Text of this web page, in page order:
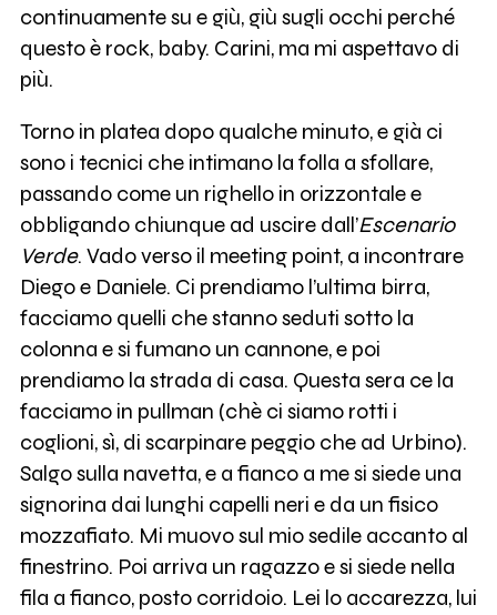
continuamente su e giù, giù sugli occhi perché
questo è rock, baby. Carini, ma mi aspettavo di
più.
Torno in platea dopo qualche minuto, e già ci
sono i tecnici che intimano la folla a sfollare,
passando come un righello in orizzontale e
obbligando chiunque ad uscire dall’Escenario
Verde. Vado verso il meeting point, a incontrare
Diego e Daniele. Ci prendiamo l’ultima birra,
facciamo quelli che stanno seduti sotto la
colonna e si fumano un cannone, e poi
prendiamo la strada di casa. Questa sera ce la
facciamo in pullman (chè ci siamo rotti i
coglioni, sì, di scarpinare peggio che ad Urbino).
Salgo sulla navetta, e a fianco a me si siede una
signorina dai lunghi capelli neri e da un fisico
mozzafiato. Mi muovo sul mio sedile accanto al
finestrino. Poi arriva un ragazzo e si siede nella
fila a fianco, posto corridoio. Lei lo accarezza, lui